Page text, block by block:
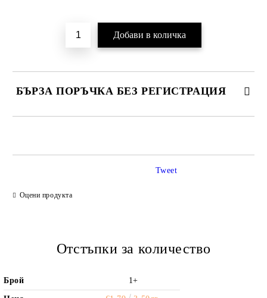
БЪРЗА ПОРЪЧКА БЕЗ РЕГИСТРАЦИЯ
Оцени продукта
Tweet
Отстъпки за количество
Брой 1+